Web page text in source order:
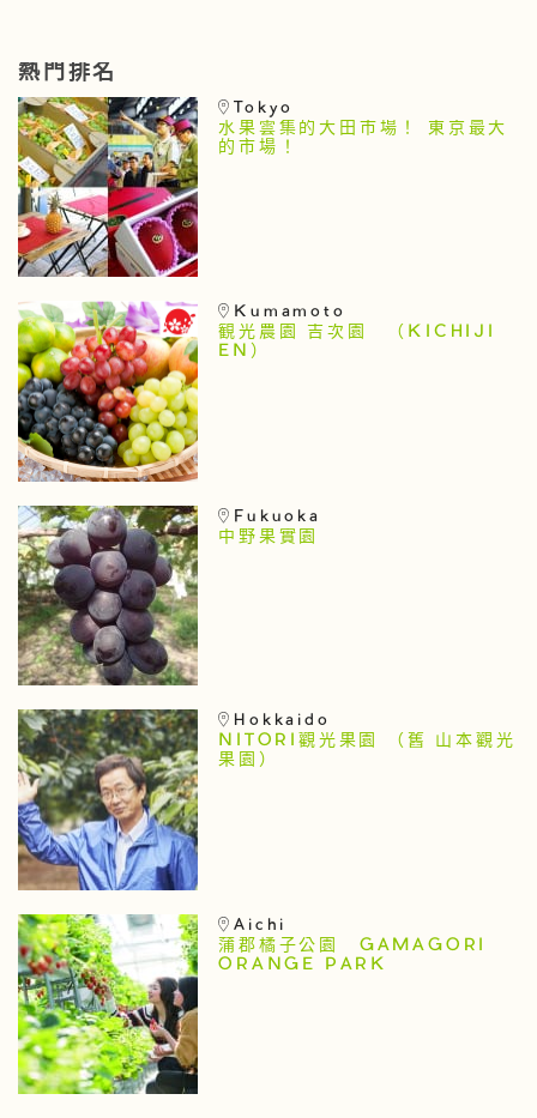
熱門排名
Tokyo
水果雲集的大田市場！ 東京最大
的市場！
Kumamoto
観光農園 吉次園 （KICHIJI
EN）
Fukuoka
中野果實園
Hokkaido
NITORI觀光果園 （舊 山本觀光
果園）
Aichi
蒲郡橘子公園 GAMAGORI
ORANGE PARK